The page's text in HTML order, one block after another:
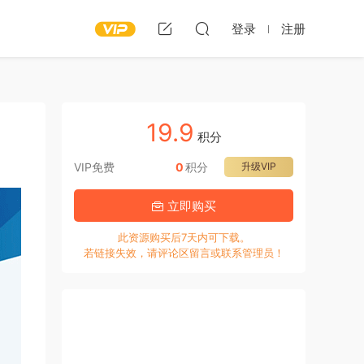
登录 注册
19.9 积分
VIP免费 升级VIP
0积分
立即购买
此资源购买后7天内可下载。
若链接失效，请评论区留言或联系管理员！